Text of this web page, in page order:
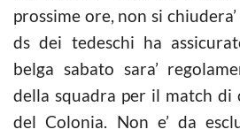
prossime ore, non si
ds dei tedeschi ha
belga sabato sara’
della squadra per il match di
del Colonia. Non e’ da